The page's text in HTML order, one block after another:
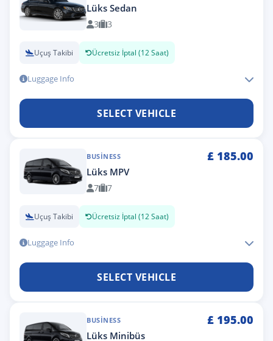
Lüks Sedan
3 3
Uçuş Takibi Ücretsiz İptal (12 Saat)
Luggage Info
SELECT VEHICLE
BUSINESS £ 185.00
Lüks MPV
7 7
Uçuş Takibi Ücretsiz İptal (12 Saat)
Luggage Info
SELECT VEHICLE
BUSINESS £ 195.00
Lüks Minibüs